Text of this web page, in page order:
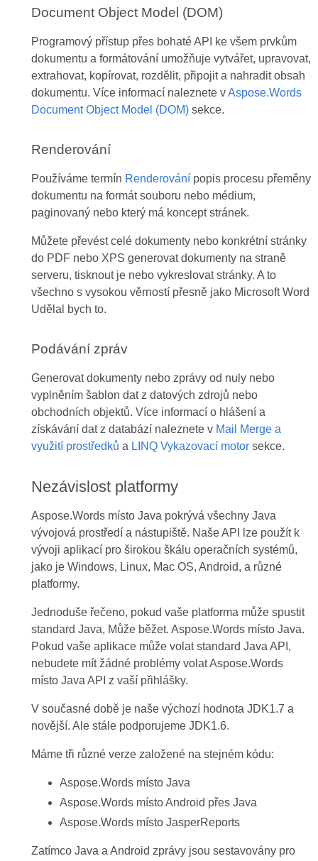
Document Object Model (DOM)
Programový přístup přes bohaté API ke všem prvkům
dokumentu a formátování umožňuje vytvářet, upravovat,
extrahovat, kopírovat, rozdělit, připojit a nahradit obsah
dokumentu. Více informací naleznete vAspose.Words
Document Object Model (DOM)sekce.
Renderování
Používáme termín Renderovánípopis procesu přeměny
dokumentu na formát souboru nebo médium,
paginovaný nebo který má koncept stránek.
Můžete převést celé dokumenty nebo konkrétní stránky
do PDF nebo XPS generovat dokumenty na straně
serveru, tisknout je nebo vykreslovat stránky. A to
všechno s vysokou věrností přesně jako Microsoft Word
Udělal bych to.
Podávání zpráv
Generovat dokumenty nebo zprávy od nuly nebo
vyplněním šablon dat z datových zdrojů nebo
obchodních objektů. Více informací o hlášení a
získávání dat z databází naleznete v Mail Merge a
využití prostředků a LINQ Vykazovací motorsekce.
Nezávislost platformy
Aspose.Words místo Java pokrývá všechny Java
vývojová prostředí a nástupiště. Naše API lze použít k
vývoji aplikací pro širokou škálu operačních systémů,
jako je Windows, Linux, Mac OS, Android, a různé
platformy.
Jednoduše řečeno, pokud vaše platforma může spustit
standard Java, Může běžet. Aspose.Words místo Java.
Pokud vaše aplikace může volat standard Java API,
nebudete mít žádné problémy volat Aspose.Words
místo Java API z vaší přihlášky.
V současné době je naše výchozí hodnota JDK1.7 a
novější. Ale stále podporujeme JDK1.6.
Máme tři různé verze založené na stejném kódu:
Aspose.Words místo Java
Aspose.Words místo Android přes Java
Aspose.Words místo JasperReports
Zatímco Java a Android zprávy jsou sestavovány pro